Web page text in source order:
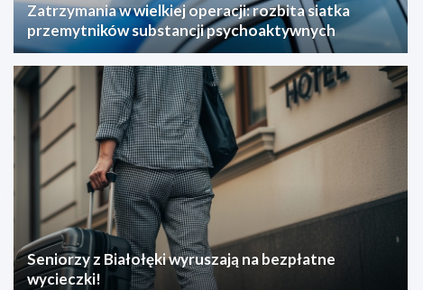
Zatrzymania w wielkiej operacji: rozbita siatka
przemytników substancji psychoaktywnych
Seniorzy z Białołęki wyruszają na bezpłatne
wycieczki!